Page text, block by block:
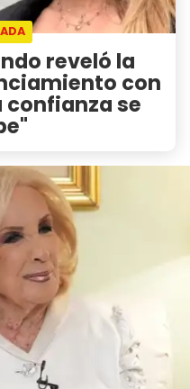
reveló la
con
confianza se